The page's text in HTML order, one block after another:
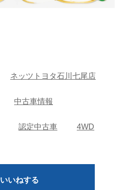
ネッツトヨタ石川七尾店
中古車情報
認定中古車 4WD
いいねする